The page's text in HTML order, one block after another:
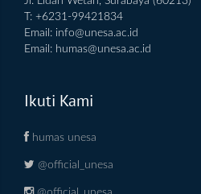
T: +6231-99421834
Email: info@unesa.ac.id
Email: humas@unesa.ac.id
Ikuti Kami
humas unesa
@official_unesa